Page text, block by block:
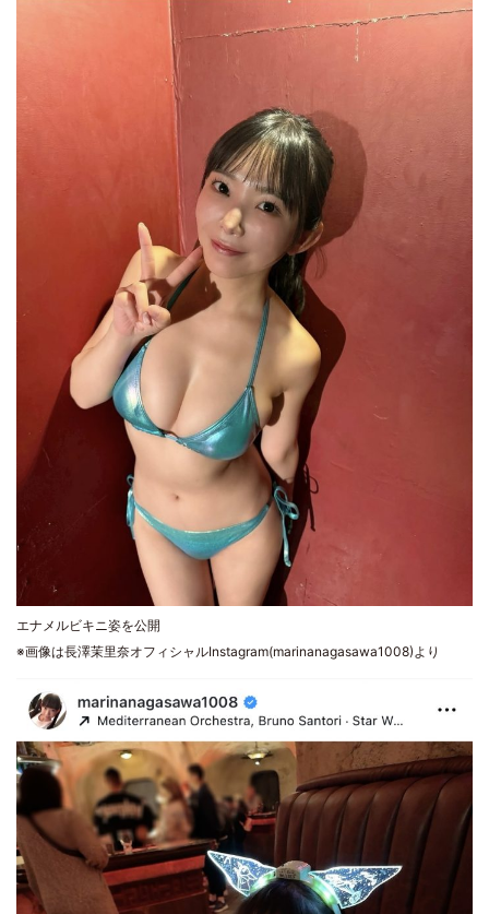
エナメルビキニ姿を公開
※画像は長澤茉里奈オフィシャルInstagram(marinanagasawa1008)より